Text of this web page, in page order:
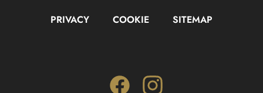
PRIVACY COOKIE SITEMAP
Facebook